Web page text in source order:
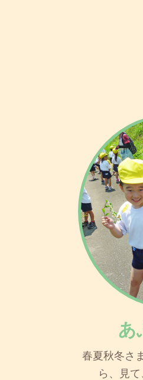
あ
春夏秋冬さ
ら、見て